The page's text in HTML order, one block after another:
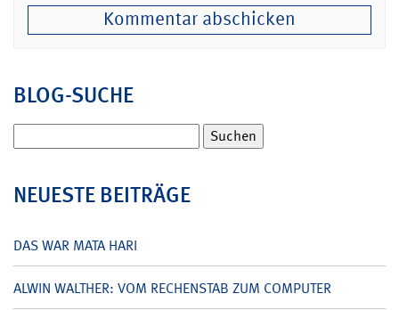
BLOG-SUCHE
nach:
NEUESTE BEITRÄGE
DAS WAR MATA HARI
ALWIN WALTHER: VOM RECHENSTAB ZUM COMPUTER